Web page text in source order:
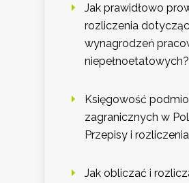
Jak prawidłowo
rozliczenia
wynagrodzeń
niepełnoetatowych?
Księgowość
zagranicznych w
Przepisy i rozliczenia
Jak obliczać i